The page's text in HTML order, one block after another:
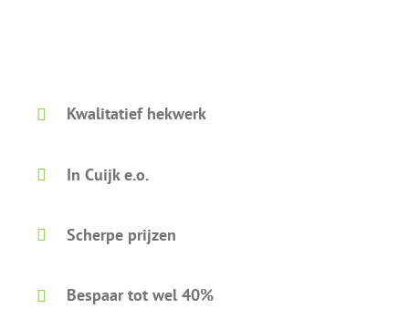
Kwalitatief hekwerk
In Cuijk e.o.
Scherpe prijzen
Bespaar tot wel 40%